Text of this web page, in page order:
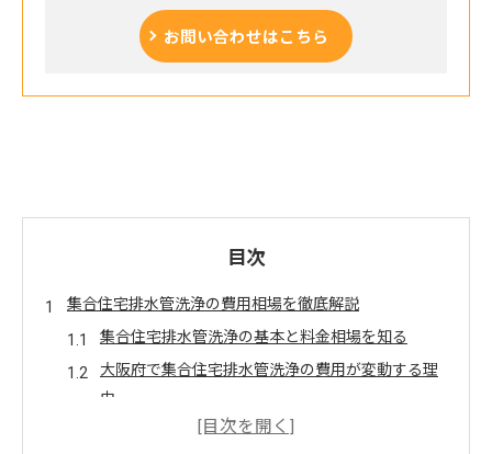
お問い合わせはこちら
目次
集合住宅排水管洗浄の費用相場を徹底解説
集合住宅排水管洗浄の基本と料金相場を知る
大阪府で集合住宅排水管洗浄の費用が変動する理
由
排水管洗浄の相場を業者ごとに比較するポイント